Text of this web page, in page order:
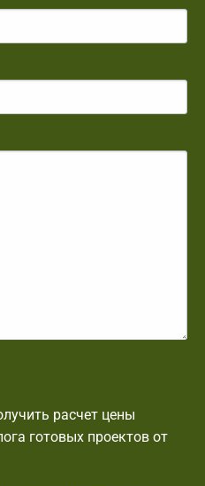
расчет цены
готовых проектов от